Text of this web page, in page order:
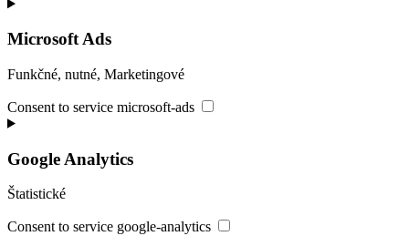
Microsoft Ads
Funkčné, nutné, Marketingové
Consent to service microsoft-ads
Google Analytics
Štatistické
Consent to service google-analytics